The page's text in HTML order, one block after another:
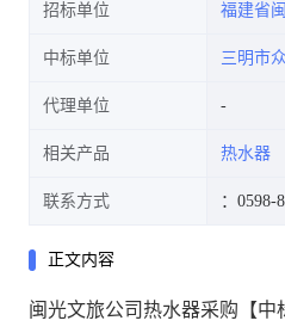
招标单位 福建省
中标单位 三明市
代理单位
相关产品 热水器
联系方式 ：0598-
正文内容
闽光文旅公司热水器采购【中